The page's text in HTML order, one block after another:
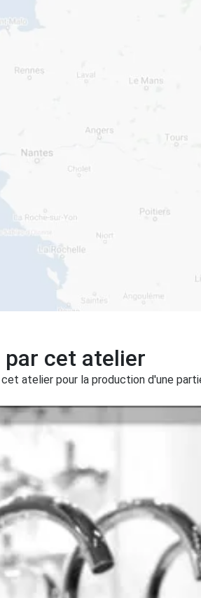
cet atelier
atelier pour la production d'une